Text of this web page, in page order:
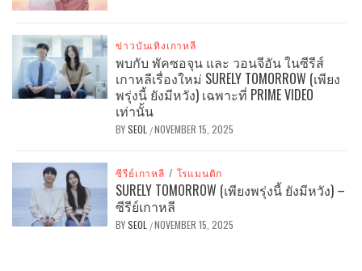
ข่าวบันเทิงเกาหลี
พบกับ พัคซอจุน และ วอนจีอัน ในซีรีส์
เกาหลีเรื่องใหม่ SURELY TOMORROW (เพียง
พรุ่งนี้ ยังมีหวัง) เฉพาะที่ PRIME VIDEO
เท่านั้น
BYSEOL /NOVEMBER 15, 2025
ซีรีย์เกาหลี / โรแมนติก
SURELY TOMORROW (เพียงพรุ่งนี้ ยังมีหวัง) –
ซีรีย์เกาหลี
BYSEOL /NOVEMBER 15, 2025